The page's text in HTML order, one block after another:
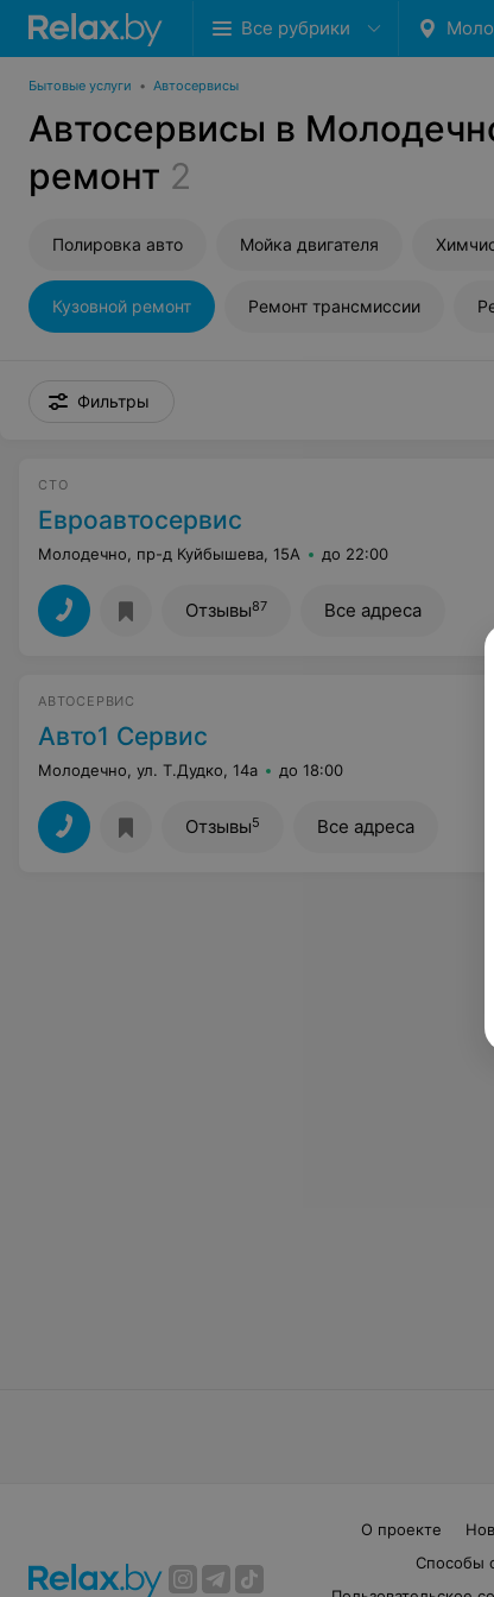
Все рубрики
Бытовые услуги • Автосервисы
Автосервисы в
ремонт 2
Полировка авто Мойка двигателя
Кузовной ремонт Ремонт трансмиссии
Фильтры
СТО
Евроавтосервис
Молодечно, пр-д Куйбышева, 15А до 22:00
Отзывы87 Все адреса
АВТОСЕРВИС
Авто1 Сервис
Молодечно, ул. Т.Дудко, 14а до 18:00
Отзывы5 Все адреса
О проекте
Способы